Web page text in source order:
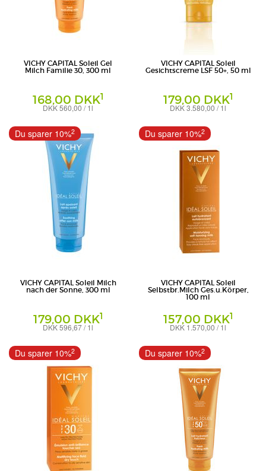
VICHY CAPITAL Soleil Gel
Milch Familie 30, 300 ml
168,00 DKK1
DKK 560,00 / 1l
L'Oreal Deutschland GmbH -
Geschäftsbereich VICHY
VICHY CAPITAL Soleil
Gesichtscreme LSF 50+, 50 ml
179,00 DKK1
DKK 3.580,00 / 1l
L'Oreal Deutschland GmbH -
Geschäftsbereich VICHY
VICHY CAPITAL Soleil Milch
nach der Sonne, 300 ml
179,00 DKK1
DKK 596,67 / 1l
L'Oreal Deutschland GmbH -
Geschäftsbereich VICHY
Du sparer 10%2
VICHY CAPITAL Soleil
Selbstbr.Milch Ges.u.Körper,
100 ml
157,00 DKK1
DKK 1.570,00 / 1l
L'Oreal Deutschland GmbH -
Geschäftsbereich VICHY
Du sparer 10%2
Du sparer 10%2 Du sparer 10%2